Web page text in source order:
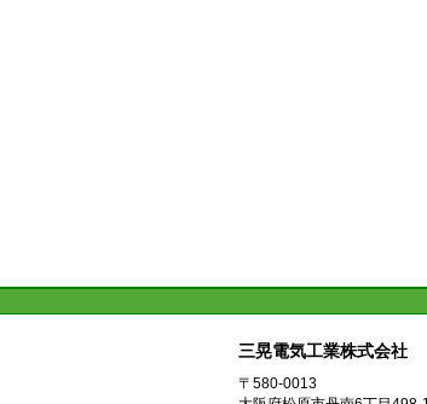
三晃電気工業株式会社
〒580-0013